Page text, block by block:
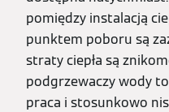
pomiędzy instalacją
punktem poboru są
straty ciepła są
podgrzewaczy wody
praca i stosunkowo